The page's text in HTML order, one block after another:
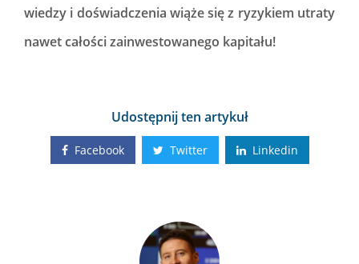
wiedzy i doświadczenia wiąże się z ryzykiem utraty
nawet całości zainwestowanego kapitału!
Udostępnij ten artykuł
Facebook Twitter Linkedin